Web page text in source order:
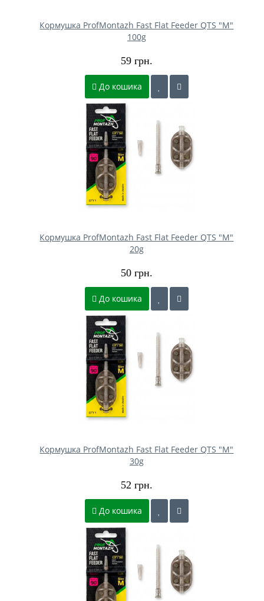
Кормушка ProfMontazh Fast Flat Feeder QTS "M"
100g
59 грн.
До кошика
Кормушка ProfMontazh Fast Flat Feeder QTS "M"
20g
50 грн.
До кошика
Кормушка ProfMontazh Fast Flat Feeder QTS "M"
30g
52 грн.
До кошика